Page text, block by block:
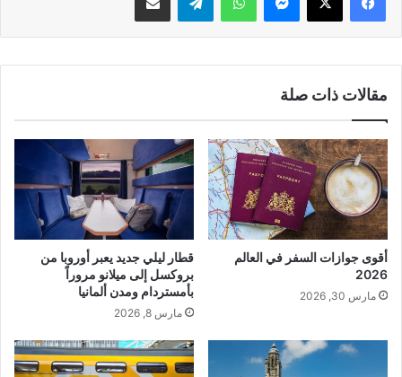
مقالات ذات صلة
أقوى جوازات السفر في العالم
2026
مارس 30, 2026
قطار ليلي جديد يعبر أوروبا من
بروكسل إلى ميلانو مروراً
بأمستردام ومدن ألمانيا
مارس 8, 2026